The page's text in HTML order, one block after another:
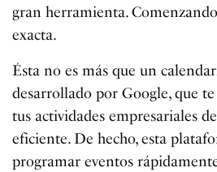
gran herramienta.
exacta.
Ésta no es más que un
desarrollado por Google, que
tus actividades empresariales
eficiente. De hecho, esta
programar eventos